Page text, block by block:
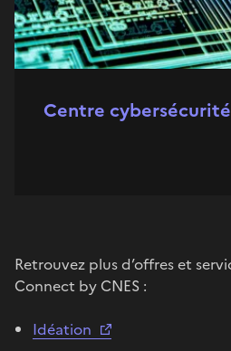
Centre
Retrouvez plus d’offres et
Connect by CNES :
Idéation